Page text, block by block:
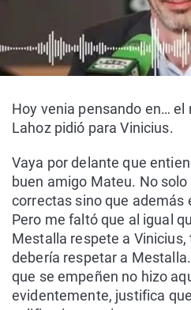
Hoy venia pensando en…
Lahoz pidió para Vinicius.
Vaya por delante que
buen amigo Mateu. No
correctas sino que además
Pero me faltó que al igual
Mestalla respete a
debería respetar a
que se empeñen no hizo
evidentemente, justifica